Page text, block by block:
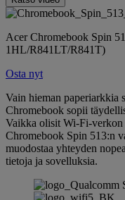
Acer Chromebook Spin
1HL/R841LT/R841T)
Osta nyt
Vain hieman paperiarkkia
Chromebook sopii
Vaikka olisit Wi-Fi-
Chromebook Spin 513:n
muodostaa yhteyden
tietoja ja sovelluksia.